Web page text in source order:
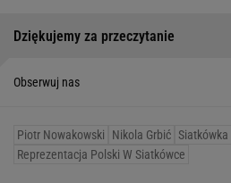
Dziękujemy za przeczytanie
Obserwuj nas
Piotr Nowakowski Nikola Grbić Siatkówka
Reprezentacja Polski W Siatkówce